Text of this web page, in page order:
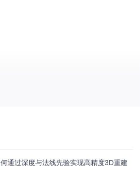
通过深度与法线先验实现高精度3D重建